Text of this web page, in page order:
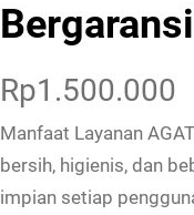
Rp1.500.000
Manfaat Layanan
bersih, higienis, dan
impian setiap